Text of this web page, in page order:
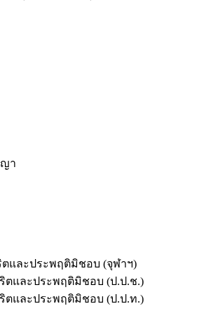
า
ตและประพฤติมิชอบ (จุฬาฯ)
ตและประพฤติมิชอบ (ป.ป.ช.)
ตและประพฤติมิชอบ (ป.ป.ท.)